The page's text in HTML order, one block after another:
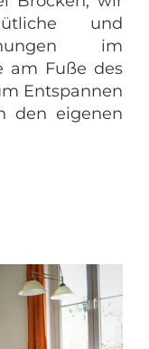
und
im
am Fuße des
Entspannen
den eigenen